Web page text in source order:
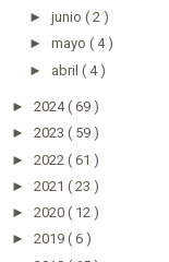
► junio ( 2 )
► mayo ( 4 )
► abril ( 4 )
► 2024( 69 )
► 2023 ( 59 )
► 2022 ( 61 )
► 2021 ( 23 )
► 2020 ( 12 )
► 2019 ( 6 )